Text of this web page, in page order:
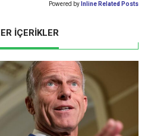
Powered by Inline Related Posts
İÇERİKLER